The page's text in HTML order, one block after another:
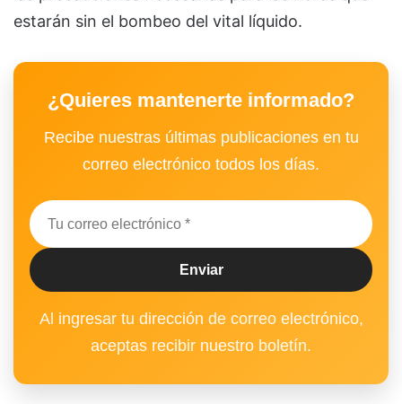
estarán sin el bombeo del vital líquido.
¿Quieres mantenerte informado?
Recibe nuestras últimas publicaciones en tu
correo electrónico todos los días.
Al ingresar tu dirección de correo electrónico,
aceptas recibir nuestro boletín.